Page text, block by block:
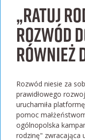
„Ratuj
rozwód
również
Rozwód niesie za
prawidłowego
uruchamiła
pomoc
ogólnopolska
rodzinę" zwracająca